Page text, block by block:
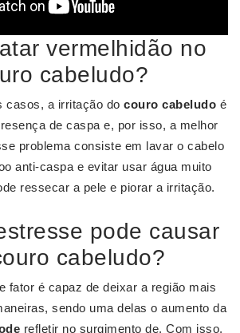
vermelhidão no
cabeludo?
casos, a irritação docouro cabeludo é
de caspa e, por isso, a melhor
problema consiste em lavar o cabelo
anti-caspa e evitar usar água muito
ressecar a pele e piorar a irritação.
pode causar
cabeludo?
fator é capaz de deixar a região mais
sendo uma delas o aumento da
refletir no surgimento de. Com isso,